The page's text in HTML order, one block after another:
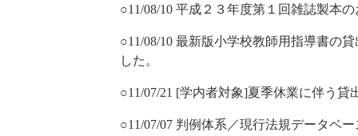
○11/08/10 平成２３年度第１回雑誌製本
○11/08/10 最新版小学校教師用指導書の
した。
○11/07/21 [学内者対象]夏季休業に伴う
○11/07/07 判例体系／現行法規データベ